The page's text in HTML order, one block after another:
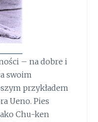
– na dobre i
swoim
przykładem
Ueno. Pies
Chu-ken